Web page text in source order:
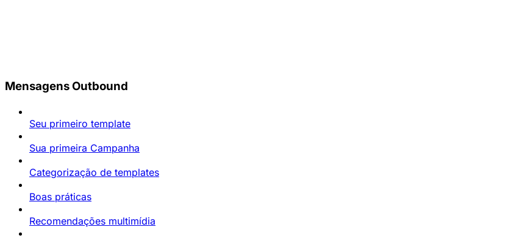
Mensagens Outbound
Seu primeiro template
Sua primeira Campanha
Categorização de templates
Boas práticas
Recomendações multimídia